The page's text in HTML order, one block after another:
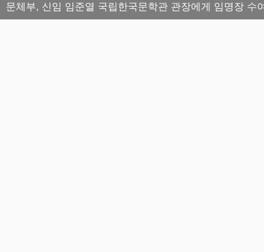
문체부, 신임 임준열 국립한국문학관 관장에게 임명장 수